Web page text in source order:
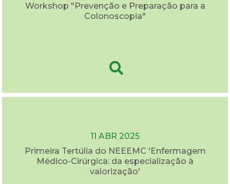
Workshop "Prevenção e Preparação para a
Colonoscopia"
11 ABR 2025
Primeira Tertúlia do NEEEMC 'Enfermagem
Médico-Cirúrgica: da especialização à
valorização'